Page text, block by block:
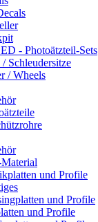
- Photoätzteil-Sets
/ Schleudersitze
/ Wheels
und Profile
und Profile
und Profile